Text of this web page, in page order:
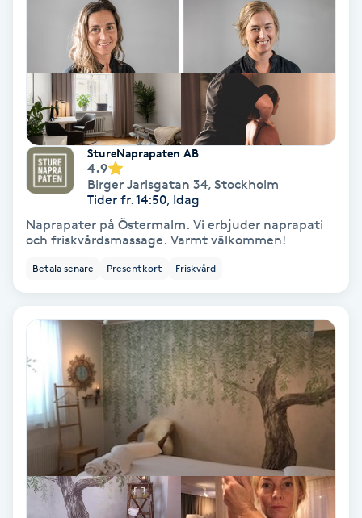
Sockring
Spa manikyr & pedikyr
Spa-manikyr
Spraytan
Stylist
Sugaring
Svensk massage
StureNaprapaten AB
4.9
Birger Jarlsgatan 34, Stockholm
Tider fr. 14:50, Idag
Naprapater på Östermalm. Vi erbjuder naprapati
och friskvårdsmassage. Varmt välkommen!
Betala senare Presentkort Friskvård